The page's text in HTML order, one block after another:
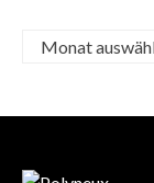
Archiv